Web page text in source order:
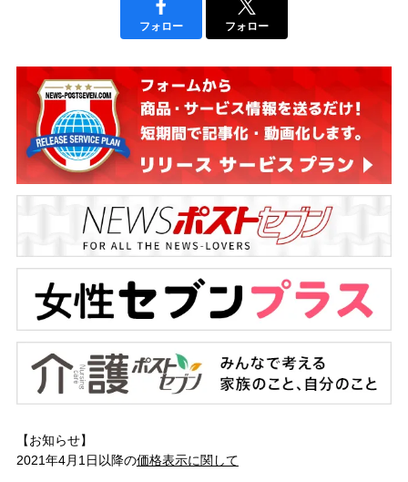
フォロー フォロー
【お知らせ】
2021年4月1日以降の価格表示に関して